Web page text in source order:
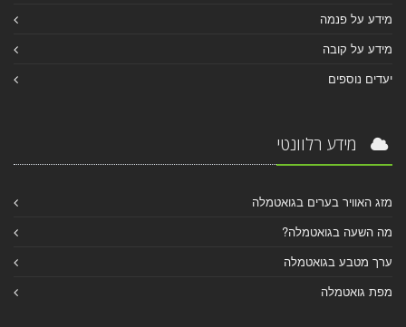
מידע על פנמה
מידע על קובה
יעדים נוספים
מידע רלוונטי
מזג האוויר בערים בגואטמלה
מה השעה בגואטמלה?
ערך מטבע בגואטמלה
מפת גואטמלה